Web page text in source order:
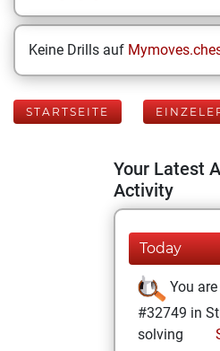
Keine Drills auf
STARTSEITE
Your Latest
Activity
Today
You
#32749 in
solving